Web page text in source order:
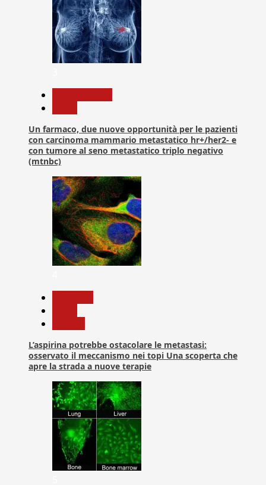
Un farmaco, due nuove opportunità per le pazienti
con carcinoma mammario metastatico hr+/her2- e
con tumore al seno metastatico triplo negativo
(mtnbc)
L’aspirina potrebbe ostacolare le metastasi:
osservato il meccanismo nei topi Una scoperta che
apre la strada a nuove terapie